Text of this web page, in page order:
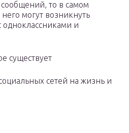
то в самом
могут возникнуть
и
существует
сетей на жизнь и